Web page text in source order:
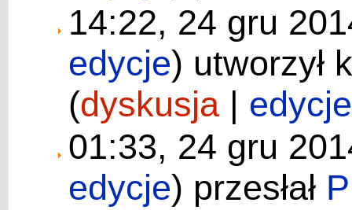
14:22, 24 gru
edycje) utworzył
(dyskusja | edycje
01:33, 24 gru
edycje) przesłał